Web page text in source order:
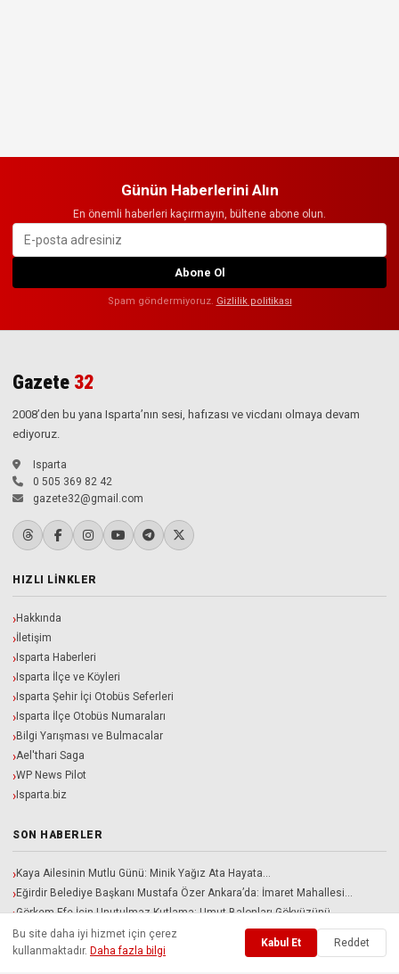
Günün Haberlerini Alın
En önemli haberleri kaçırmayın, bültene abone olun.
Abone Ol
Spam göndermiyoruz. Gizlilik politikası
Gazete 32
2008’den bu yana Isparta’nın sesi, hafızası ve vicdanı olmaya devam
ediyoruz.
Isparta
0 505 369 82 42
gazete32@gmail.com
HIZLI LINKLER
Hakkında
İletişim
Isparta Haberleri
Isparta İlçe ve Köyleri
Isparta Şehir İçi Otobüs Seferleri
Isparta İlçe Otobüs Numaraları
Bilgi Yarışması ve Bulmacalar
Ael'thari Saga
WP News Pilot
Isparta.biz
SON HABERLER
Kaya Ailesinin Mutlu Günü: Minik Yağız Ata Hayata…
Eğirdir Belediye Başkanı Mustafa Özer Ankara’da: İmaret Mahallesi…
Görkem Efe İçin Unutulmaz Kutlama: Umut Balonları Gökyüzünü…
Isparta-Antalya Dereboğazı Yolu İçin Milletvekili Zabun’dan Videolu Yanıt:…
Ankara’da Isparta Trafiği: Milletvekili Gökgöz Bakan Uraloğlu ile…
Bu site daha iyi hizmet için çerez
kullanmaktadır. Daha fazla bilgi
Kabul Et Reddet